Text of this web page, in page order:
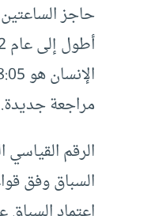
مراجعة جديدة.
الرقم
السباق وفق